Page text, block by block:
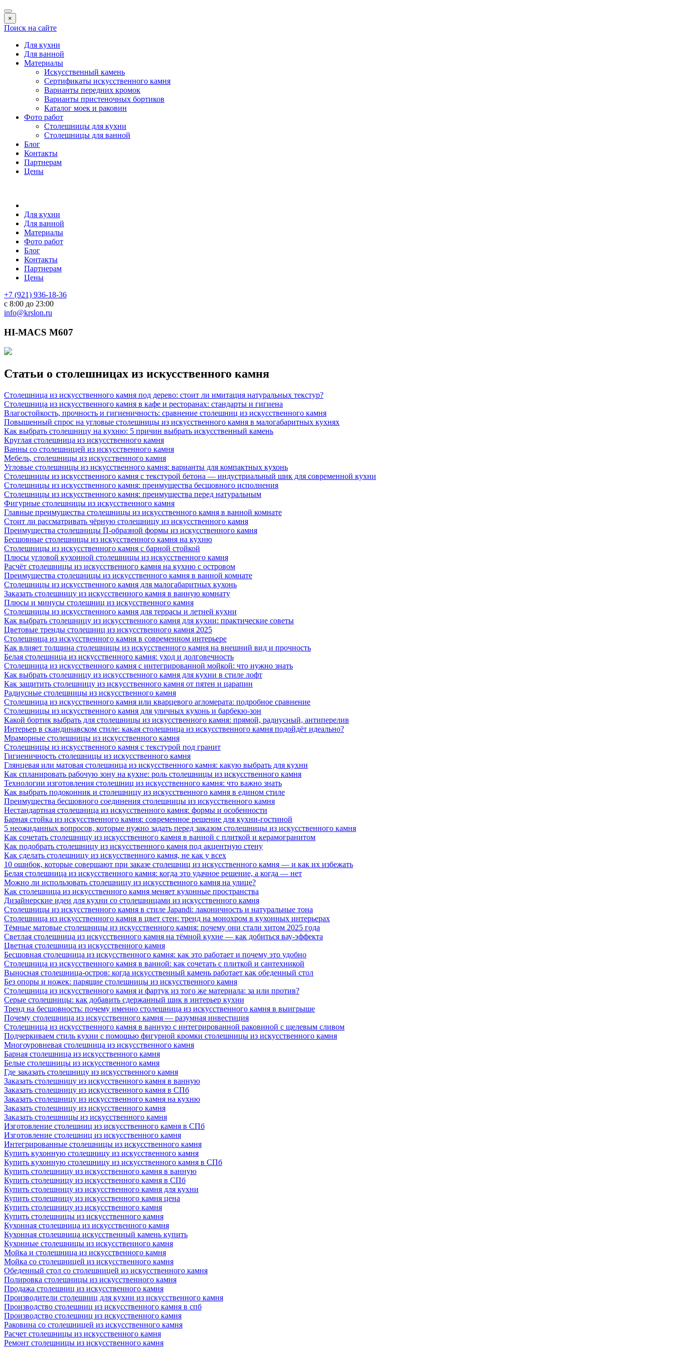
×
Поиск на сайте
Для кухни
Для ванной
Материалы
Искусственный камень
Сертификаты искусственного камня
Варианты передних кромок
Варианты пристеночных бортиков
Каталог моек и раковин
Фото работ
Столешницы для кухни
Столешницы для ванной
Блог
Контакты
Партнерам
Цены
Для кухни
Для ванной
Материалы
Фото работ
Блог
Контакты
Партнерам
Цены
+7 (921) 936-18-36
с 8:00 до 23:00
info@krslon.ru
HI-MACS M607
Статьи о столешницах из искусственного камня
Столешница из искусственного камня под дерево: стоит ли имитация натуральных текстур?
Столешница из искусственного камня в кафе и ресторанах: стандарты и гигиена
Влагостойкость, прочность и гигиеничность: сравнение столешниц из искусственного камня
Повышенный спрос на угловые столешницы из искусственного камня в малогабаритных кухнях
Как выбрать столешницу на кухню: 5 причин выбрать искусственный камень
Круглая столешница из искусственного камня
Ванны со столешницей из искусственного камня
Мебель, столешницы из искусственного камня
Угловые столешницы из искусственного камня: варианты для компактных кухонь
Столешницы из искусственного камня с текстурой бетона — индустриальный шик для современной кухни
Столешницы из искусственного камня: преимущества бесшовного исполнения
Столешницы из искусственного камня: преимущества перед натуральным
Фигурные столешницы из искусственного камня
Главные преимущества столешницы из искусственного камня в ванной комнате
Стоит ли рассматривать чёрную столешницу из искусственного камня
Преимущества столешницы П-образной формы из искусственного камня
Бесшовные столешницы из искусственного камня на кухню
Столешницы из искусственного камня с барной стойкой
Плюсы угловой кухонной столешницы из искусственного камня
Расчёт столешницы из искусственного камня на кухню с островом
Преимущества столешницы из искусственного камня в ванной комнате
Столешницы из искусственного камня для малогабаритных кухонь
Заказать столешницу из искусственного камня в ванную комнату
Плюсы и минусы столешниц из искусственного камня
Столешницы из искусственного камня для террасы и летней кухни
Как выбрать столешницу из искусственного камня для кухни: практические советы
Цветовые тренды столешниц из искусственного камня 2025
Столешница из искусственного камня в современном интерьере
Как влияет толщина столешницы из искусственного камня на внешний вид и прочность
Белая столешница из искусственного камня: уход и долговечность
Столешница из искусственного камня с интегрированной мойкой: что нужно знать
Как выбрать столешницу из искусственного камня для кухни в стиле лофт
Как защитить столешницу из искусственного камня от пятен и царапин
Радиусные столешницы из искусственного камня
Столешница из искусственного камня или кварцевого агломерата: подробное сравнение
Столешницы из искусственного камня для уличных кухонь и барбекю-зон
Какой бортик выбрать для столешницы из искусственного камня: прямой, радиусный, антиперелив
Интерьер в скандинавском стиле: какая столешница из искусственного камня подойдёт идеально?
Мраморные столешницы из искусственного камня
Столешницы из искусственного камня с текстурой под гранит
Гигиеничность столешницы из искусственного камня
Глянцевая или матовая столешница из искусственного камня: какую выбрать для кухни
Как спланировать рабочую зону на кухне: роль столешницы из искусственного камня
Технологии изготовления столешниц из искусственного камня: что важно знать
Как выбрать подоконник и столешницу из искусственного камня в едином стиле
Преимущества бесшовного соединения столешницы из искусственного камня
Нестандартная столешница из искусственного камня: формы и особенности
Барная стойка из искусственного камня: современное решение для кухни-гостиной
5 неожиданных вопросов, которые нужно задать перед заказом столешницы из искусственного камня
Как сочетать столешницу из искусственного камня в ванной с плиткой и керамогранитом
Как подобрать столешницу из искусственного камня под акцентную стену
Как сделать столешницу из искусственного камня, не как у всех
10 ошибок, которые совершают при заказе столешниц из искусственного камня — и как их избежать
Белая столешница из искусственного камня: когда это удачное решение, а когда — нет
Можно ли использовать столешницу из искусственного камня на улице?
Как столешница из искусственного камня меняет кухонные пространства
Дизайнерские идеи для кухни со столешницами из искусственного камня
Столешницы из искусственного камня в стиле Japandi: лаконичность и натуральные тона
Столешница из искусственного камня в цвет стен: тренд на монохром в кухонных интерьерах
Тёмные матовые столешницы из искусственного камня: почему они стали хитом 2025 года
Светлая столешница из искусственного камня на тёмной кухне — как добиться вау-эффекта
Цветная столешница из искусственного камня
Бесшовная столешница из искусственного камня: как это работает и почему это удобно
Столешница из искусственного камня в ванной: как сочетать с плиткой и сантехникой
Выносная столешница-остров: когда искусственный камень работает как обеденный стол
Без опоры и ножек: парящие столешницы из искусственного камня
Столешница из искусственного камня и фартук из того же материала: за или против?
Серые столешницы: как добавить сдержанный шик в интерьер кухни
Тренд на бесшовность: почему именно столешница из искусственного камня в выигрыше
Почему столешница из искусственного камня — разумная инвестиция
Столешница из искусственного камня в ванную с интегрированной раковиной с щелевым сливом
Подчеркиваем стиль кухни с помощью фигурной кромки столешницы из искусственного камня
Многоуровневая столешница из искусственного камня
Барная столешница из искусственного камня
Белые столешницы из искусственного камня
Где заказать столешницу из искусственного камня
Заказать столешницу из искусственного камня в ванную
Заказать столешницу из искусственного камня в СПб
Заказать столешницу из искусственного камня на кухню
Заказать столешницу из искусственного камня
Заказать столешницы из искусственного камня
Изготовление столешниц из искусственного камня в СПб
Изготовление столешниц из искусственного камня
Интегрированные столешницы из искусственного камня
Купить кухонную столешницу из искусственного камня
Купить кухонную столешницу из искусственного камня в СПб
Купить столешницу из искусственного камня в ванную
Купить столешницу из искусственного камня в СПб
Купить столешницу из искусственного камня для кухни
Купить столешницу из искусственного камня цена
Купить столешницу из искусственного камня
Купить столешницы из искусственного камня
Кухонная столешница из искусственного камня
Кухонная столешница искусственный камень купить
Кухонные столешницы из искусственного камня
Мойка и столешница из искусственного камня
Мойка со столешницей из искусственного камня
Обеденный стол со столешницей из искусственного камня
Полировка столешницы из искусственного камня
Продажа столешниц из искусственного камня
Производители столешниц для кухни из искусственного камня
Производство столешниц из искусственного камня в спб
Производство столешниц из искусственного камня
Раковина со столешницей из искусственного камня
Расчет столешницы из искусственного камня
Ремонт столешницы из искусственного камня